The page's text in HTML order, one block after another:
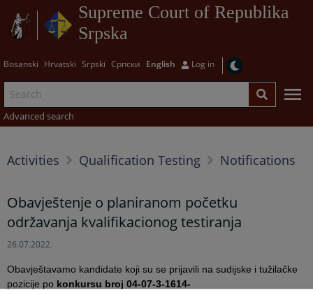
Supreme Court of Republika
Srpska
Bosanski Hrvatski Srpski Српски English Log in
Advanced search
Activities Qualification Testing Notifications
Obavještenje o planiranom početku
održavanja kvalifikacionog testiranja
26.07.2022.
Obavještavamo kandidate koji su se prijavili na sudijske i tužilačke
pozicije po konkursu broj 04-07-3-1614-